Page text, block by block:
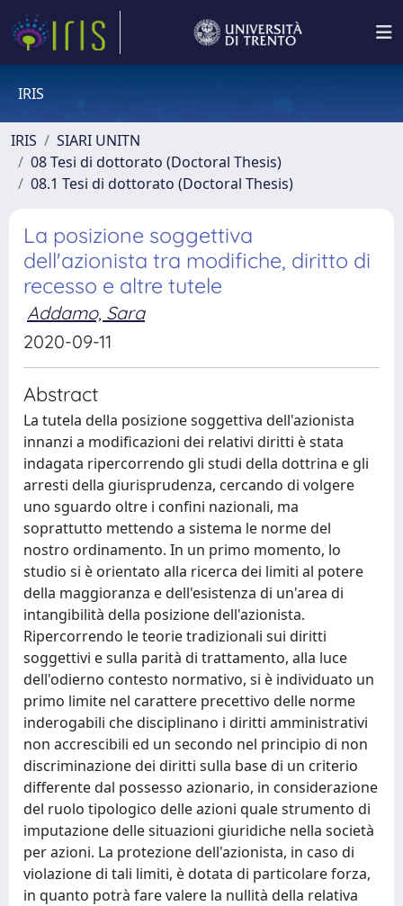
IRIS
IRIS
SIARI UNITN
08 Tesi di dottorato (Doctoral Thesis)
08.1 Tesi di dottorato (Doctoral Thesis)
La posizione soggettiva
dell'azionista tra modifiche, diritto di
recesso e altre tutele
Addamo, Sara
2020-09-11
Abstract
La tutela della posizione soggettiva dell'azionista
innanzi a modificazioni dei relativi diritti è stata
indagata ripercorrendo gli studi della dottrina e gli
arresti della giurisprudenza, cercando di volgere
uno sguardo oltre i confini nazionali, ma
soprattutto mettendo a sistema le norme del
nostro ordinamento. In un primo momento, lo
studio si è orientato alla ricerca dei limiti al potere
della maggioranza e dell'esistenza di un'area di
intangibilità della posizione dell'azionista.
Ripercorrendo le teorie tradizionali sui diritti
soggettivi e sulla parità di trattamento, alla luce
dell'odierno contesto normativo, si è individuato un
primo limite nel carattere precettivo delle norme
inderogabili che disciplinano i diritti amministrativi
non accrescibili ed un secondo nel principio di non
discriminazione dei diritti sulla base di un criterio
differente dal possesso azionario, in considerazione
del ruolo tipologico delle azioni quale strumento di
imputazione delle situazioni giuridiche nella società
per azioni. La protezione dell'azionista, in caso di
violazione di tali limiti, è dotata di particolare forza,
in quanto potrà fare valere la nullità della relativa